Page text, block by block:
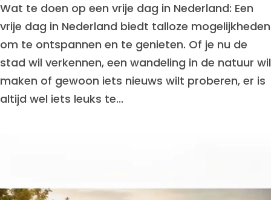
Wat te doen op een vrije dag in Nederland: Een
vrije dag in Nederland biedt talloze mogelijkheden
om te ontspannen en te genieten. Of je nu de
stad wil verkennen, een wandeling in de natuur wil
maken of gewoon iets nieuws wilt proberen, er is
altijd wel iets leuks te...